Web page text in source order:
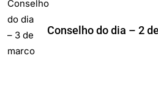
Conselho do dia – 2